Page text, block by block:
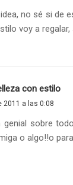
no sé si de
voy a regalar,
con estilo
2011 a las 0:08
sobre
o algo!!o